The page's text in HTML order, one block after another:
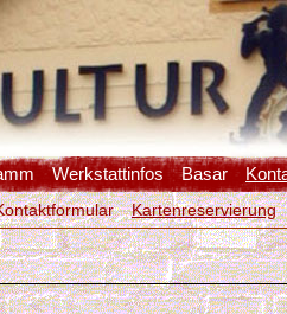
Werkstattinfos Basar
Kartenreservierung